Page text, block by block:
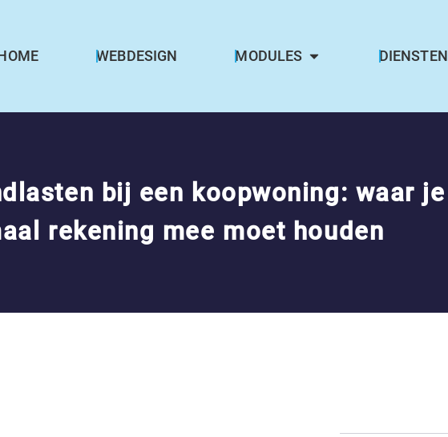
WEBDESIGN MODULES DIENSTEN
bij een koopwoning: waar je
rekening mee moet houden